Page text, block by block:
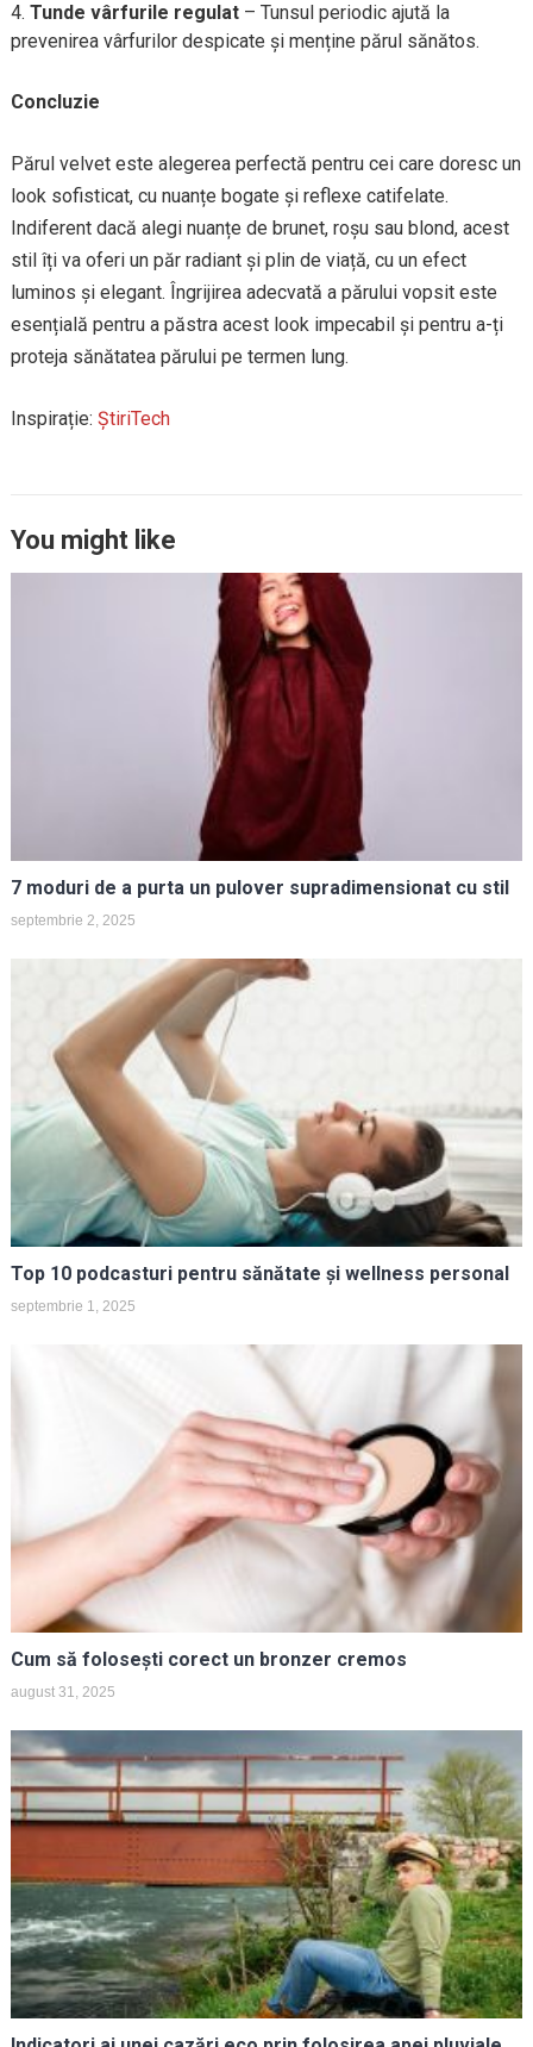
Tunde vârfurile regulat– Tunsul periodic ajută la
prevenirea vârfurilor despicate și menține părul sănătos.
Concluzie
Părul velvet este alegerea perfectă pentru cei care doresc un
look sofisticat, cu nuanțe bogate și reflexe catifelate.
Indiferent dacă alegi nuanțe de brunet, roșu sau blond, acest
stil îți va oferi un păr radiant și plin de viață, cu un efect
luminos și elegant. Îngrijirea adecvată a părului vopsit este
esențială pentru a păstra acest look impecabil și pentru a-ți
proteja sănătatea părului pe termen lung.
Inspirație: ȘtiriTech
You might like
7 moduri de a purta un pulover supradimensionat cu stil
septembrie 2, 2025
Top 10 podcasturi pentru sănătate și wellness personal
septembrie 1, 2025
Cum să folosești corect un bronzer cremos
august 31, 2025